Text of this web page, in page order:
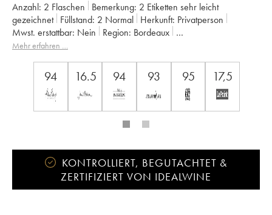
Anzahl: 2 Flaschen Bemerkung: 2 Etiketten sehr leicht
gezeichnet Füllstand: 2 Normal Herkunft:
privatperson
Mwst. erstattbar:
nein Region:
Bordeaux
Appellation: Saint-Estèphe
Mehr erfahren …
94 16.5 94 93 95 17,5
KONTROLLIERT, BEGUTACHTET &
ZERTIFIZIERT VON IDEALWINE